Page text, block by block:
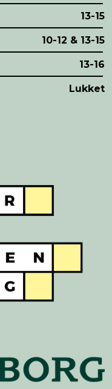
13-15
10-12 & 13-15
13-16
Lukket